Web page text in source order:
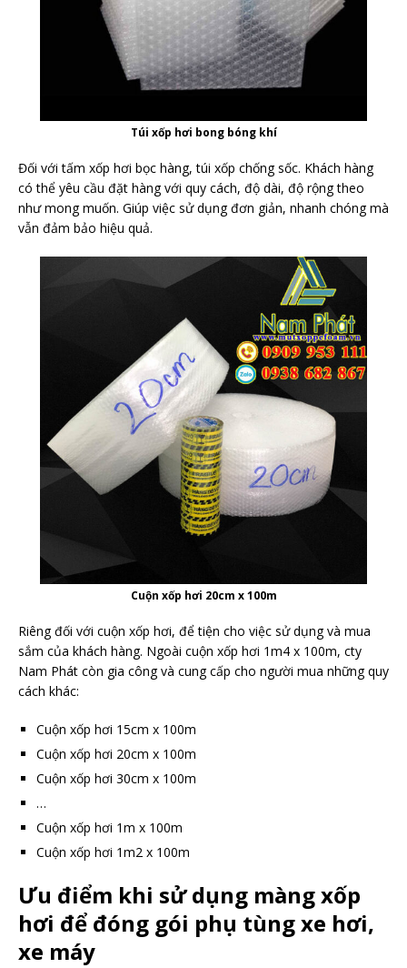
Túi xốp hơi bong bóng khí
Đối với tấm xốp hơi bọc hàng, túi xốp chống sốc. Khách hàng
có thể yêu cầu đặt hàng với quy cách, độ dài, độ rộng theo
như mong muốn. Giúp việc sử dụng đơn giản, nhanh chóng mà
vẫn đảm bảo hiệu quả.
Cuộn xốp hơi 20cm x 100m
Riêng đối với cuộn xốp hơi, để tiện cho việc sử dụng và mua
sắm của khách hàng. Ngoài cuộn xốp hơi 1m4 x 100m, cty
Nam Phát còn gia công và cung cấp cho người mua những quy
cách khác:
Cuộn xốp hơi 15cm x 100m
Cuộn xốp hơi 20cm x 100m
Cuộn xốp hơi 30cm x 100m
…
Cuộn xốp hơi 1m x 100m
Cuộn xốp hơi 1m2 x 100m
Ưu điểm khi sử dụng màng xốp
hơi để đóng gói phụ tùng xe hơi,
xe máy